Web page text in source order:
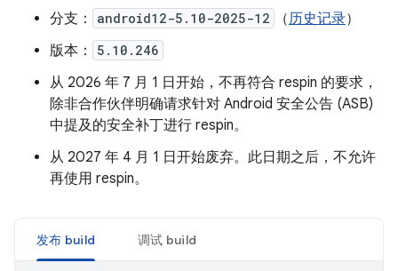
分支： android12-5.10-2025-12 （历史记录）
版本：
5.10.246
从 2026 年 7 月 1 日开始，不再符合 respin 的要求，
除非合作伙伴明确请求针对 Android 安全公告 (ASB)
中提及的安全补丁进行 respin。
从 2027 年 4 月 1 日开始废弃。此日期之后，不允许
再使用 respin。
发布 build 调试 build